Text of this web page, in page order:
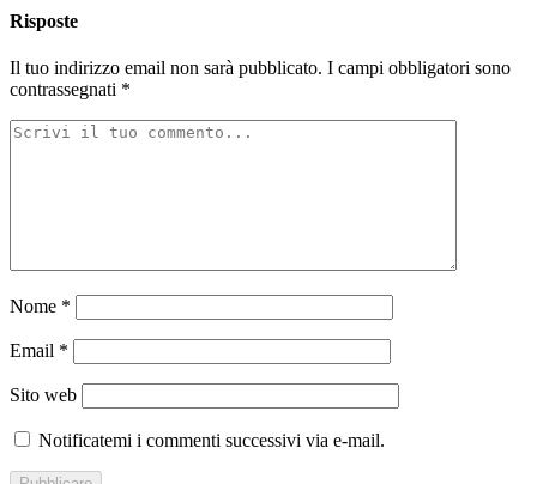
Risposte
Il tuo indirizzo email non sarà pubblicato. I campi obbligatori sono
contrassegnati *
Nome *
Email *
Sito web
Notificatemi i commenti successivi via e-mail.